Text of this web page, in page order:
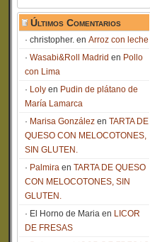
Últimos Comentarios
christopher. en Arroz con leche
Wasabi&Roll Madrid en Pollo
con Lima
Loly en Pudin de plátano de
María Lamarca
Marisa González en TARTA DE
QUESO CON MELOCOTONES,
SIN GLUTEN.
Palmira en TARTA DE QUESO
CON MELOCOTONES, SIN
GLUTEN.
El Horno de Maria en LICOR
DE FRESAS